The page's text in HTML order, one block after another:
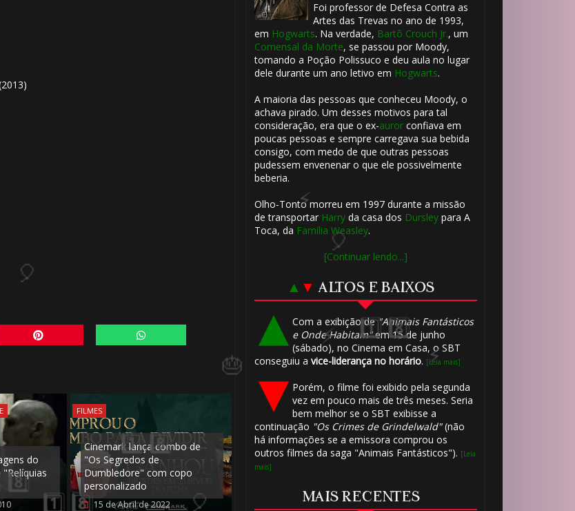
do
FILMES
Cinemark lança combo de
"Os Segredos de
Dumbledore" com copo
personalizado
15 de Abril de 2022
Foi professor de Defesa Contra as
Artes das Trevas no ano de 1993,
em Hogwarts. Na verdade, Bartô Crouch Jr., um
Comensal da Morte, se passou por Moody,
tomando a Poção Polissuco e deu aula no lugar
dele durante um ano letivo em Hogwarts.
A maioria das pessoas que conheceu Moody, o
achava pirado. Um desses motivos para tal
consideração, era que o ex-aurorconfiava em
poucas pessoas e sempre carregava sua bebida
consigo, com medo de que outras pessoas
pudessem envenenar o que ele possivelmente
beberia.
Olho-Tonto morreu em 1997 durante a missão
de transportar Harryda casa dos Dursleypara A
Toca, da Família Weasley.
[Continuar lendo...]
▲ ▼ ALTOS E BAIXOS
Com a exibição de"Animais Fantásticos
e Onde Habitam"em 15 de junho
(sábado), no Cinema em Casa, o SBT
conseguiu a vice-liderança no horário. [Leia mais]
Porém, o filme foi exibido pela segunda
vez em pouco mais de três meses. Seria
bem melhor se o SBT exibisse a
continuação "Os Crimes de Grindelwald"(não
há informações se a emissora comprou os
outros filmes da saga "Animais Fantásticos"). [Leia
mais]
MAIS RECENTES
⚡
🎂